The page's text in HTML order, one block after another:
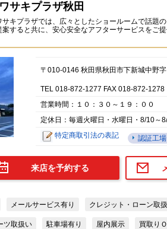
サキプラザ秋田
サキプラザでは、広々としたショールームで話題
案すると共に、安心安全なアフターサービスをご
〒010-0146 秋田県秋田市下新城中野
TEL 018-872-1277 FAX 018-872-1278
営業時間：１０：３０～１９：００
定休日：毎週火曜日・水曜日・8/10～
特定商取引法の表記
認証工
来店を予約する
メールサービス有り クレジット・ローン取
ツ取扱い 駐車場有り 屋内展示 買取り